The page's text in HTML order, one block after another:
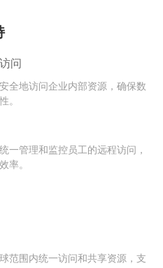
问
全地访问企业内部资源，确保数
。
一管理和监控员工的远程访问，
率。
范围内统一访问和共享资源，支